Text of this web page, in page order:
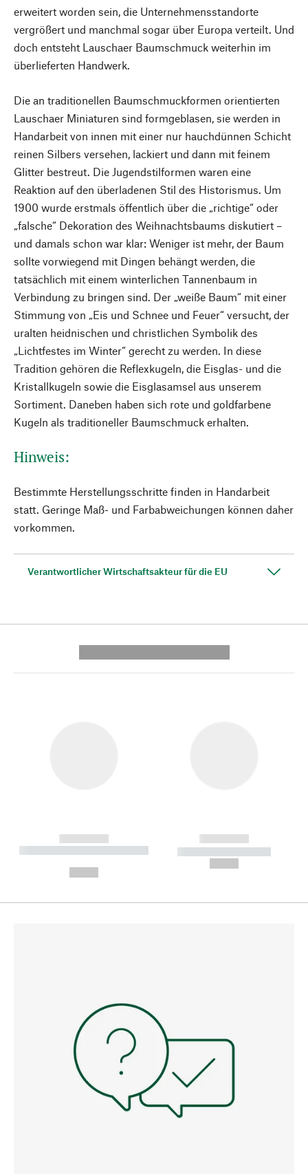
erweitert worden sein, die Unternehmensstandorte
vergrößert und manchmal sogar über Europa verteilt. Und
doch entsteht Lauschaer Baumschmuck weiterhin im
überlieferten Handwerk.
Die an traditionellen Baumschmuckformen orientierten
Lauschaer Miniaturen sind formgeblasen, sie werden in
Handarbeit von innen mit einer nur hauchdünnen Schicht
reinen Silbers versehen, lackiert und dann mit feinem
Glitter bestreut. Die Jugendstilformen waren eine
Reaktion auf den überladenen Stil des Historismus. Um
1900 wurde erstmals öffentlich über die „richtige“ oder
„falsche“ Dekoration des Weihnachtsbaums diskutiert –
und damals schon war klar: Weniger ist mehr, der Baum
sollte vorwiegend mit Dingen behängt werden, die
tatsächlich mit einem winterlichen Tannenbaum in
Verbindung zu bringen sind. Der „weiße Baum“ mit einer
Stimmung von „Eis und Schnee und Feuer“ versucht, der
uralten heidnischen und christlichen Symbolik des
„Lichtfestes im Winter“ gerecht zu werden. In diese
Tradition gehören die Reflexkugeln, die Eisglas- und die
Kristallkugeln sowie die Eisglasamsel aus unserem
Sortiment. Daneben haben sich rote und goldfarbene
Kugeln als traditioneller Baumschmuck erhalten.
Hinweis:
Bestimmte Herstellungsschritte finden in Handarbeit
statt. Geringe Maß- und Farbabweichungen können daher
vorkommen.
Verantwortlicher Wirtschaftsakteur für die EU
------------
----------- ----------- --------
------------
----------- -----------